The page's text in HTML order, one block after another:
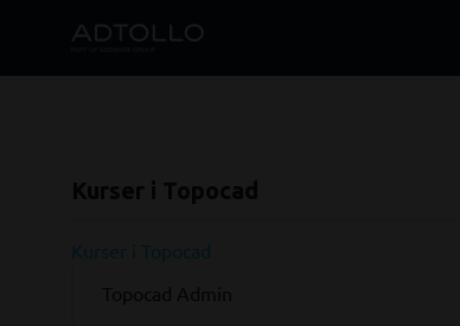
Kurser i Topocad
Kurser i Topocad
Topocad Admin